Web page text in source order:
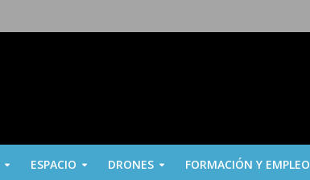
ESPACIO DRONES FORMACIÓN Y EMPLEO